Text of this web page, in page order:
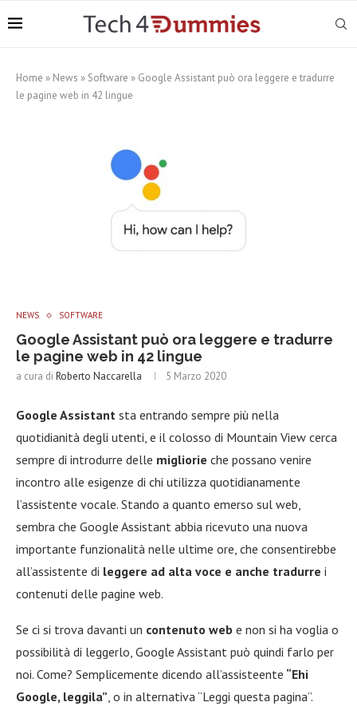
Home » News » Software » Google Assistant può ora leggere e tradurre
le pagine web in 42 lingue
NEWS SOFTWARE
Google Assistant può ora leggere e tradurre
le pagine web in 42 lingue
a cura di Roberto Naccarella 5 Marzo 2020
Google Assistant sta entrando sempre più nella
quotidianità degli utenti, e il colosso di Mountain View cerca
sempre di introdurre delle migliorie che possano venire
incontro alle esigenze di chi utilizza quotidianamente
l’assistente vocale. Stando a quanto emerso sul web,
sembra che Google Assistant abbia ricevuto una nuova
importante funzionalità nelle ultime ore, che consentirebbe
all’assistente di leggere ad alta voce e anche tradurre i
contenuti delle pagine web.
Se ci si trova davanti un contenuto web e non si ha voglia o
possibilità di leggerlo, Google Assistant può quindi farlo per
noi. Come? Semplicemente dicendo all’assisteente “Ehi
Google, leggila”, o in alternativa “Leggi questa pagina”.